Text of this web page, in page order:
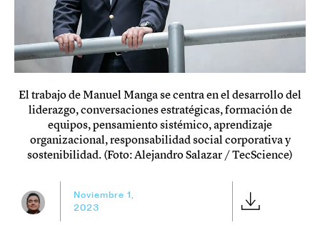
El trabajo de Manuel Manga se centra en el desarrollo del
liderazgo, conversaciones estratégicas, formación de
equipos, pensamiento sistémico, aprendizaje
organizacional, responsabilidad social corporativa y
sostenibilidad. (Foto: Alejandro Salazar / TecScience)
Noviembre 1,
2023